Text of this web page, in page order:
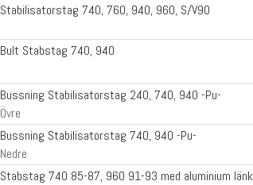
Stabilisatorstag 740, 760, 940, 960, S/V90
Bult Stabstag 740, 940
Bussning Stabilisatorstag 240, 740, 940 -Pu-
Övre
Bussning Stabilisatorstag 740, 940 -Pu-
Nedre
Stabstag 740 85-87, 960 91-93 med aluminium